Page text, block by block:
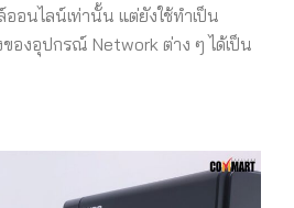
อนไลน์เท่านั้น แต่ยังใช้ทำเป็น
องอุปกรณ์ Network ต่าง ๆ ได้เป็น